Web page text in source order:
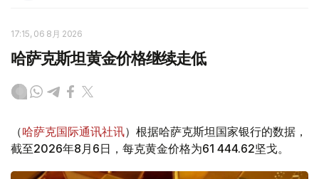
17:15, 06 8月 2026
哈萨克斯坦黄金价格继续走低
（哈萨克国际通讯社讯）根据哈萨克斯坦国家银行的数据，
截至2026年8月6日，每克黄金价格为61 444.62坚戈。